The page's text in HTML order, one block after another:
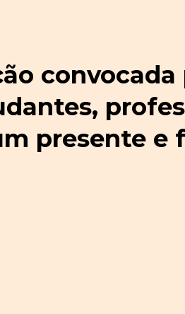
presente e